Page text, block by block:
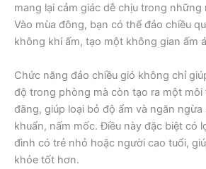
mang lại cảm giác dễ chịu trong
Vào mùa đông, bạn có thể đảo chiều
không khí ấm, tạo một không gian ấm
Chức năng đảo chiều gió không chỉ
độ trong phòng mà còn tạo ra một
đãng, giúp loại bỏ độ ẩm và ngăn
khuẩn, nấm mốc. Điều này đặc biệt có
đình có trẻ nhỏ hoặc người cao tuổi,
khỏe tốt hơn.